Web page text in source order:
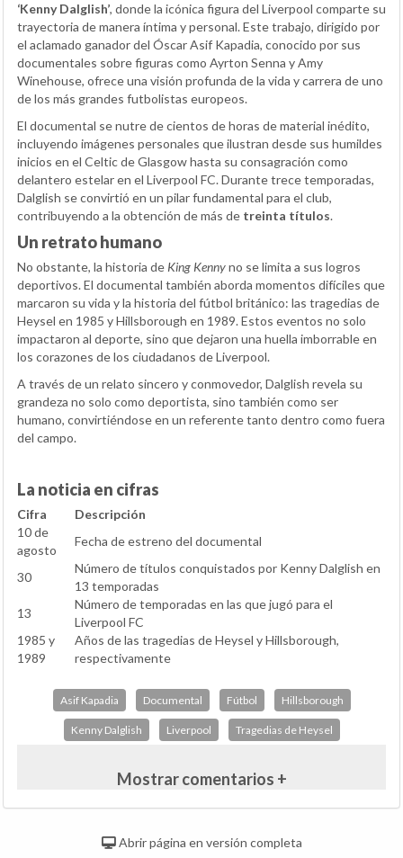
‘Kenny Dalglish’, donde la icónica figura del Liverpool comparte su
trayectoria de manera íntima y personal. Este trabajo, dirigido por
el aclamado ganador del Óscar Asif Kapadia, conocido por sus
documentales sobre figuras como Ayrton Senna y Amy
Winehouse, ofrece una visión profunda de la vida y carrera de uno
de los más grandes futbolistas europeos.
El documental se nutre de cientos de horas de material inédito,
incluyendo imágenes personales que ilustran desde sus humildes
inicios en el Celtic de Glasgow hasta su consagración como
delantero estelar en el Liverpool FC. Durante trece temporadas,
Dalglish se convirtió en un pilar fundamental para el club,
contribuyendo a la obtención de más de treinta títulos.
Un retrato humano
No obstante, la historia de King Kennyno se limita a sus logros
deportivos. El documental también aborda momentos difíciles que
marcaron su vida y la historia del fútbol británico: las tragedias de
Heysel en 1985 y Hillsborough en 1989. Estos eventos no solo
impactaron al deporte, sino que dejaron una huella imborrable en
los corazones de los ciudadanos de Liverpool.
A través de un relato sincero y conmovedor, Dalglish revela su
grandeza no solo como deportista, sino también como ser
humano, convirtiéndose en un referente tanto dentro como fuera
del campo.
La noticia en cifras
Cifra
Descripción
10 de
agosto
Fecha de estreno del documental
30
Número de títulos conquistados por Kenny Dalglish en
13 temporadas
13
Número de temporadas en las que jugó para el
Liverpool FC
1985 y
1989
Años de las tragedias de Heysel y Hillsborough,
respectivamente
Asif Kapadia Documental Fútbol Hillsborough
Kenny Dalglish Liverpool Tragedias de Heysel
Mostrar comentarios +
Abrir página en versión completa